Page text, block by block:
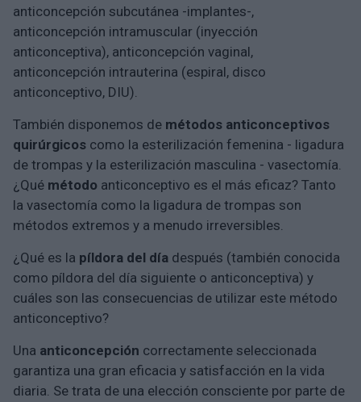
anticoncepción subcutánea -implantes-,
anticoncepción intramuscular (inyección
anticonceptiva), anticoncepción vaginal,
anticoncepción intrauterina (espiral, disco
anticonceptivo, DIU).
También disponemos de métodos anticonceptivos
quirúrgicos como la esterilización femenina - ligadura
de trompas y la esterilización masculina - vasectomía.
¿Qué método anticonceptivo es el más eficaz? Tanto
la vasectomía como la ligadura de trompas son
métodos extremos y a menudo irreversibles.
¿Qué es la píldora del día después (también conocida
como píldora del día siguiente o anticonceptiva) y
cuáles son las consecuencias de utilizar este método
anticonceptivo?
Una anticoncepción correctamente seleccionada
garantiza una gran eficacia y satisfacción en la vida
diaria. Se trata de una elección consciente por parte de